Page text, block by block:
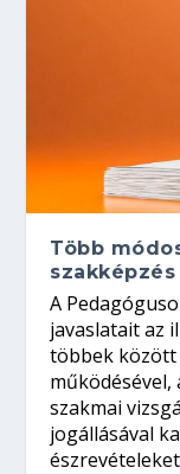
Több
A
javaslatait az
többek között
működésével,
szakmai
jogállásával